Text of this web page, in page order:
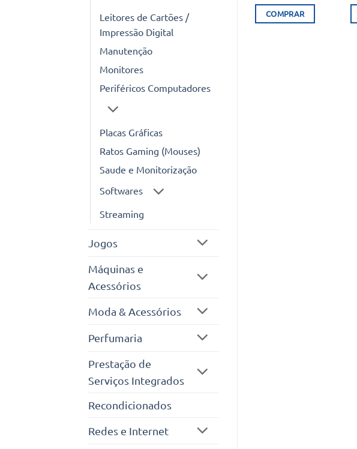
Leitores de Cartões /
Impressão Digital
Manutenção
Monitores
Periféricos Computadores
Placas Gráficas
Ratos Gaming (Mouses)
Saude e Monitorização
Softwares
Streaming
Jogos
Máquinas e
Acessórios
Moda & Acessórios
Perfumaria
Prestação de
Serviços Integrados
Recondicionados
Redes e Internet
original
era:
atual
é:
COMPRAR